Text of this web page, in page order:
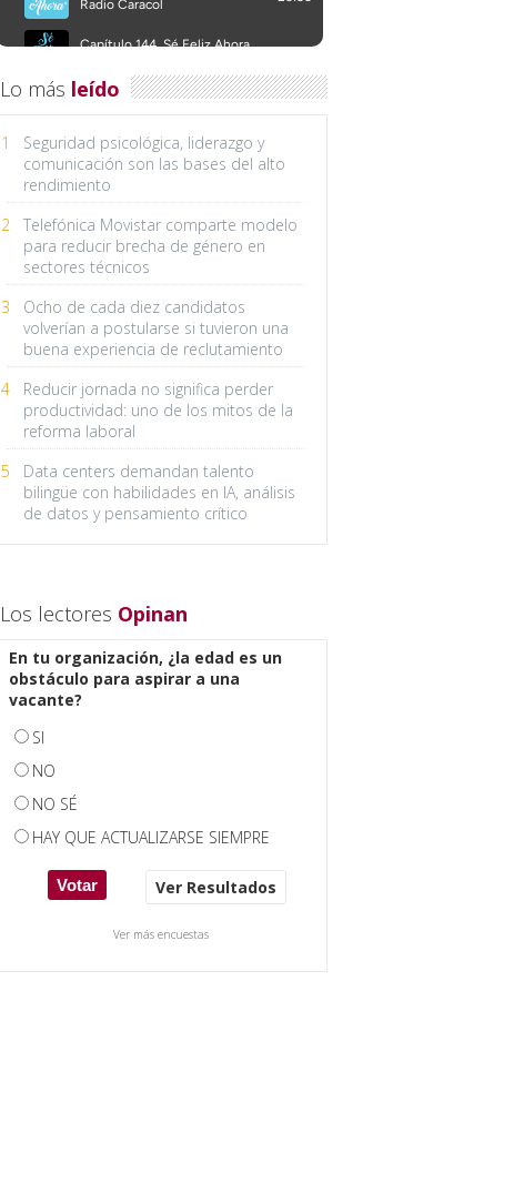
Lo más leído
1
Seguridad psicológica, liderazgo y
comunicación son las bases del alto
rendimiento
2
Telefónica Movistar comparte modelo
para reducir brecha de género en
sectores técnicos
3
Ocho de cada diez candidatos
volverían a postularse si tuvieron una
buena experiencia de reclutamiento
4
Reducir jornada no significa perder
productividad: uno de los mitos de la
reforma laboral
5
Data centers demandan talento
bilingüe con habilidades en IA, análisis
de datos y pensamiento crítico
Los lectores Opinan
En tu organización, ¿la edad es un
obstáculo para aspirar a una
vacante?
SI
NO
NO SÉ
HAY QUE ACTUALIZARSE SIEMPRE
Ver Resultados
Ver más encuestas